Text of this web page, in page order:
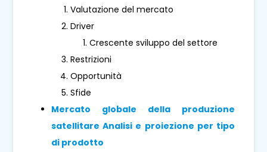
Valutazione del mercato
Driver
Crescente sviluppo del settore
Restrizioni
Opportunità
Sfide
Mercato globale della produzione
satellitare Analisi e proiezione per tipo
di prodotto